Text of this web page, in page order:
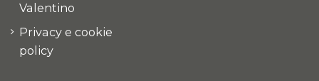
Valentino
Privacy e cookie
policy